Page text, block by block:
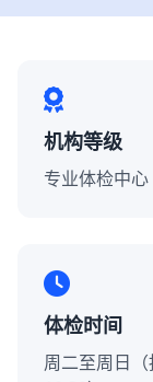
机构等级
专业体检中心
体检时间
周二至周日